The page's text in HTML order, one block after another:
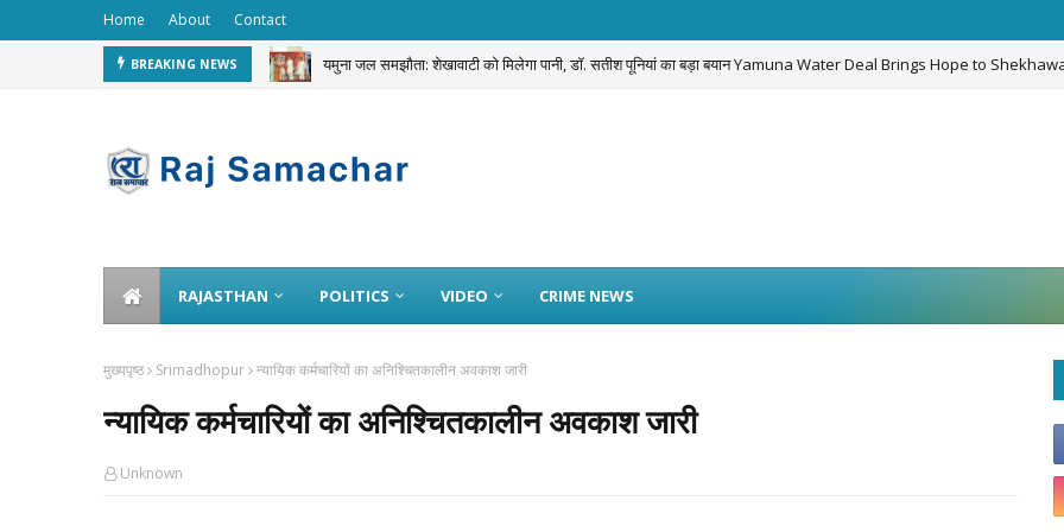
Home About Contact
BREAKING NEWS
STOLEN यमुना जल समझौता: शेखावाटी को मिलेगा पानी, डॉ. सतीश पूनियां का बड़ा बयान Yamuna Water Deal Brings Hope to
RAJASTHAN POLITICS VIDEO CRIME NEWS
मुख्यपृष्ठ Srimadhopur न्यायिक कर्मचारियों का अनिश्चितकालीन अवकाश जारी
न्यायिक कर्मचारियों का अनिश्चितकालीन अवकाश जारी
Unknown